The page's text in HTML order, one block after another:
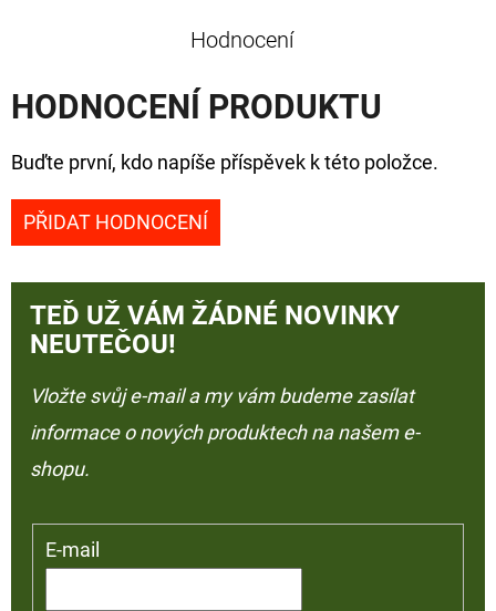
Hodnocení
HODNOCENÍ PRODUKTU
Buďte první, kdo napíše příspěvek k této položce.
PŘIDAT HODNOCENÍ
TEĎ UŽ VÁM ŽÁDNÉ NOVINKY
NEUTEČOU!
Vložte svůj e-mail a my vám budeme zasílat
informace o nových produktech na našem e-
shopu.
E-mail